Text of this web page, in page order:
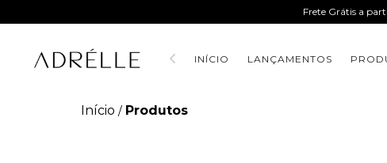
Frete Grátis a
INÍCIO LANÇAMENTOS
Início / Produtos